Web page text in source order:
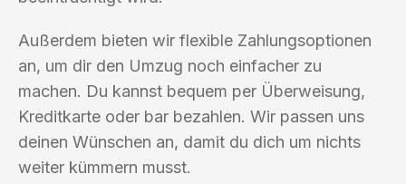
Außerdem bieten wir flexible Zahlungsoptionen
an, um dir den Umzug noch einfacher zu
machen. Du kannst bequem per Überweisung,
Kreditkarte oder bar bezahlen. Wir passen uns
deinen Wünschen an, damit du dich um nichts
weiter kümmern musst.